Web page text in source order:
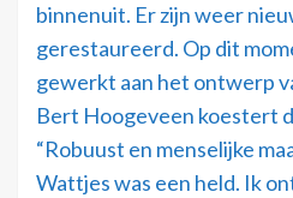
binnenuit. Er zijn weer
gerestaureerd. Op dit
gewerkt aan het ontwerp
Bert Hoogeveen koestert
“Robuust en menselijke
Wattjes was een held. Ik